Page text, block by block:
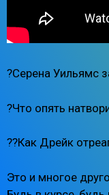
?Серена Уильямс
?Что опять
??Как Дрейк
Это и многое